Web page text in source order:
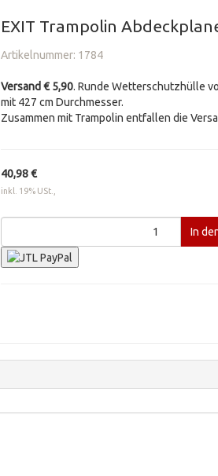
EXIT Trampolin
Artikelnummer: 1784
Versand € 5,90. Runde Wetterschutzhülle
mit 427 cm Durchmesser.
Zusammen mit Trampolin entfallen die
40,98 €
inkl. 19% USt.,
In